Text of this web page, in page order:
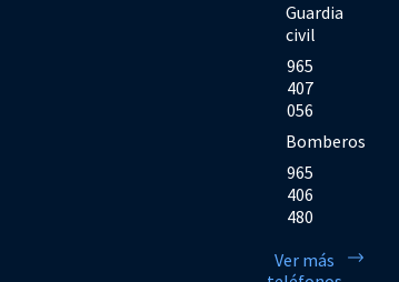
Guardia
civil
965
407
056
Bomberos
965
406
480
Ver más